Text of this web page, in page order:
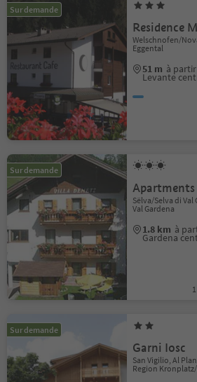
Sur demande
Residence
Welschnofen/
Eggental
51 m à
Levante
Sur demande
Sëlva/Selva di
Val Gardena
1.8 km à
Gardena
Sur demande
Garni Iosc
San Vigilio, Al
Region